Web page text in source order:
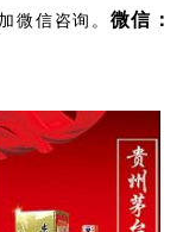
微信咨询。 微信：